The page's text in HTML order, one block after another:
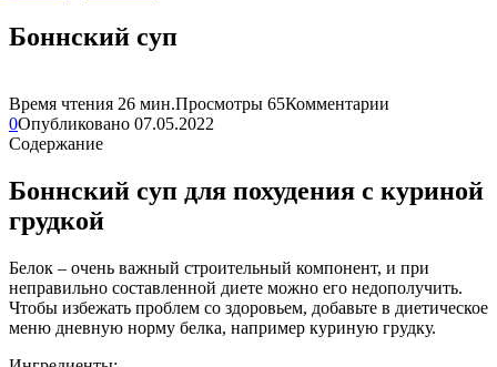
Боннский суп
Время чтения 26 мин.Просмотры 65Комментарии
0Опубликовано 07.05.2022
Содержание
Боннский суп для похудения с куриной
грудкой
Белок – очень важный строительный компонент, и при
неправильно составленной диете можно его недополучить.
Чтобы избежать проблем со здоровьем, добавьте в диетическое
меню дневную норму белка, например куриную грудку.